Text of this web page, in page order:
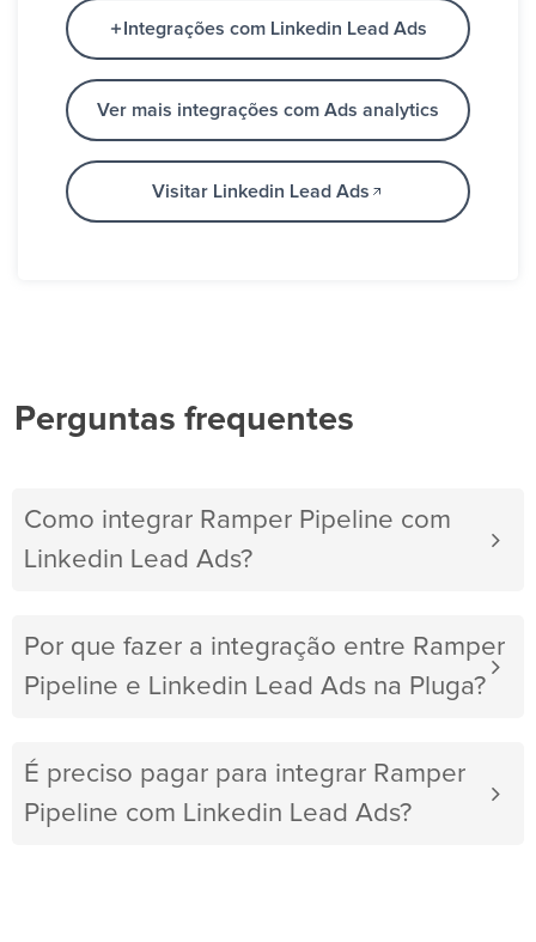
Integrações com Linkedin Lead Ads
Ver mais integrações com Ads analytics
Visitar Linkedin Lead Ads
Perguntas frequentes
Como integrar Ramper Pipeline com
Linkedin Lead Ads?
Por que fazer a integração entre Ramper
Pipeline e Linkedin Lead Ads na Pluga?
É preciso pagar para integrar Ramper
Pipeline com Linkedin Lead Ads?